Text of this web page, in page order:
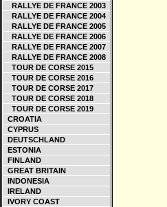
RALLYE DE FRANCE 2003
RALLYE DE FRANCE 2004
RALLYE DE FRANCE 2005
RALLYE DE FRANCE 2006
RALLYE DE FRANCE 2007
RALLYE DE FRANCE 2008
TOUR DE CORSE 2015
TOUR DE CORSE 2016
TOUR DE CORSE 2017
TOUR DE CORSE 2018
TOUR DE CORSE 2019
CROATIA
CYPRUS
DEUTSCHLAND
ESTONIA
FINLAND
GREAT BRITAIN
INDONESIA
IRELAND
IVORY COAST